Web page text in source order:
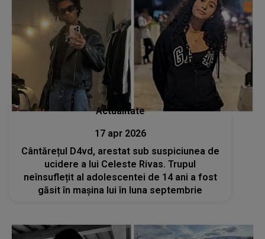
Actualitate
17 apr 2026
Cântărețul D4vd, arestat sub suspiciunea de
ucidere a lui Celeste Rivas. Trupul
neînsuflețit al adolescentei de 14 ani a fost
găsit în mașina lui în luna septembrie